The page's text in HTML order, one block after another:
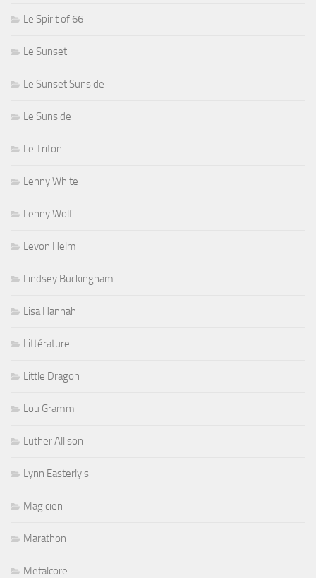
Le Spirit of 66
Le Sunset
Le Sunset Sunside
Le Sunside
Le Triton
Lenny White
Lenny Wolf
Levon Helm
Lindsey Buckingham
Lisa Hannah
Littérature
Little Dragon
Lou Gramm
Luther Allison
Lynn Easterly's
Magicien
Marathon
Metalcore